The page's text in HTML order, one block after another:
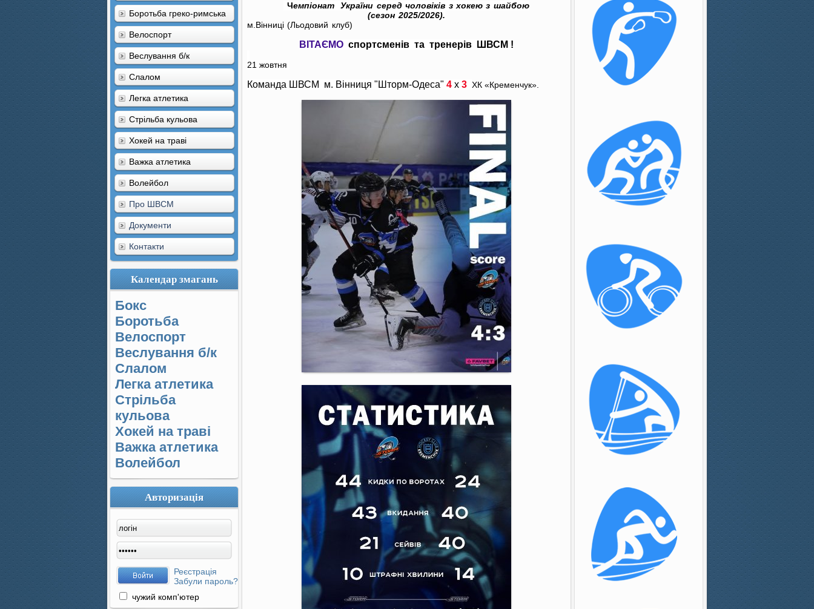
Боротьба греко-римська
Велоспорт
Веслування б/к
Cлалом
Легка атлетика
Стрільба кульова
Хокей на траві
Важка атлетика
Волейбол
Про ШВСМ
Документи
Контакти
Календар змагань
Бокс
Боротьба
Велоспорт
Веслування б/к
Cлалом
Легка атлетика
Стрільба
кульова
Хокей на траві
Важка атлетика
Волейбол
Авторизація
Реєстрація
Забули пароль?
чужий комп'ютер
Чемпіонат України серед чоловіків з хокею з шайбою
(сезон 2025/2026).
м.Вінниці (Льодовий клуб)
ВІТАЄМО спортсменів та тренерів ШВСМ !
21 жовтня
Команда ШВСМ м. Вінниця "Шторм-Одеса" 4 х 3 ХК «Кременчук».